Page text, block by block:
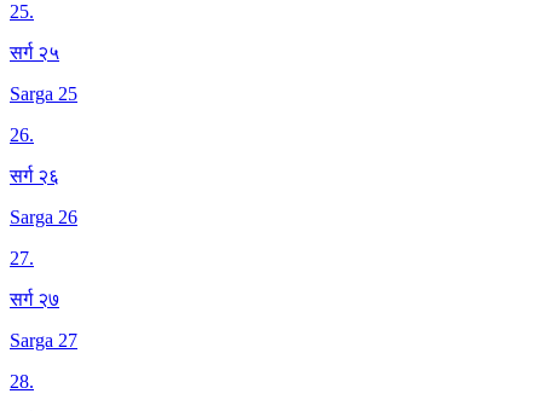
25.
सर्ग २५
Sarga 25
26.
सर्ग २६
Sarga 26
27.
सर्ग २७
Sarga 27
28.